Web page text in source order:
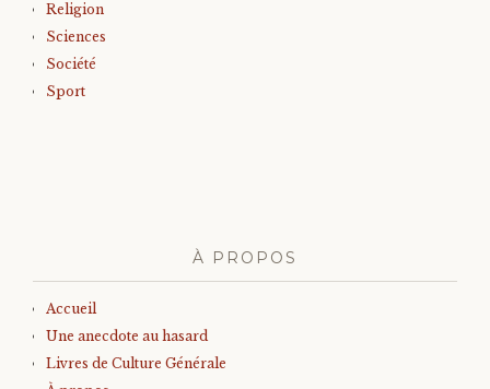
Religion
Sciences
Société
Sport
À PROPOS
Accueil
Une anecdote au hasard
Livres de Culture Générale